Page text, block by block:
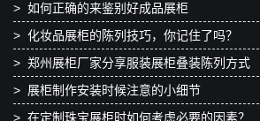
> 如何正确的来鉴别好成品展柜
> 化妆品展柜的陈列技巧，你记住了吗？
> 郑州展柜厂家分享服装展柜叠装陈列方式
> 展柜制作安装时候注意的小细节
> 在定制珠宝展柜时如何考虑必要的因素？